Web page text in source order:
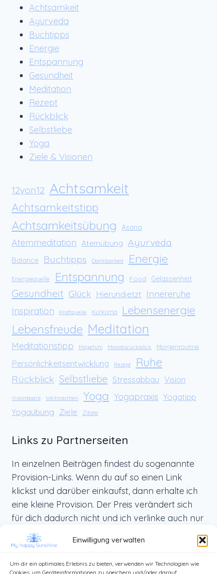
Einwilligung verwalten
Um dir ein optimales Erlebnis zu bieten, verwenden wir Technologien wie
Cookies, um Geräteinformationen zu speichern und/oder darauf
Achtsamkeit
Ayurveda
Buchtipps
Energie
Entspannung
Gesundheit
Meditation
Rezept
Rückblick
Selbstliebe
Yoga
Ziele & Visionen
12von12 Achtsamkeit
Achtsamkeitstipp
Achtsamkeitsübung Asana
Atemmeditation Atemübung Ayurveda
Balance Buchtipps Dankbarkeit Energie
Energiequelle Entspannung Food Gelassenheit
Gesundheit Glück Hierundjetzt
Innereruhe
Inspiration
Kraftquelle Kurkuma Lebensenergie
Lebensfreude Meditation
Meditationstipp Mitgefühl Monatsrückblick Morgenroutine
Persönlichkeitsentwicklung Rezept Ruhe
Rückblick Selbstliebe Stressabbau Vision
Visionboard Weihnachten Yoga Yogapraxis Yogatipp
Yogaübung Ziele Zitate
Links zu Partnerseiten
In einzelnen Beiträgen findest du sogenannte
Provision-Links. Wenn du auf so einen Link
klickst und darüber einkaufst, dann erhalte ich
eine kleine Provision. Der Preis verändert sich
für dich dadurch nicht und ich verlinke auch nur
Produkte, die ich selbst benutze und die ich dir
von ganzem Herzen weiterempfehlen kann.